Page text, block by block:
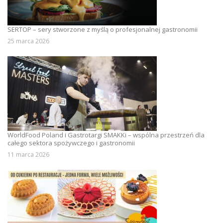
SERTOP – sery stworzone z myślą o profesjonalnej gastronomii
25 marca 2026
WorldFood Poland i Gastrotargi SMAKKi – wspólna przestrzeń dla
całego sektora spożywczego i gastronomii
11 marca 2026